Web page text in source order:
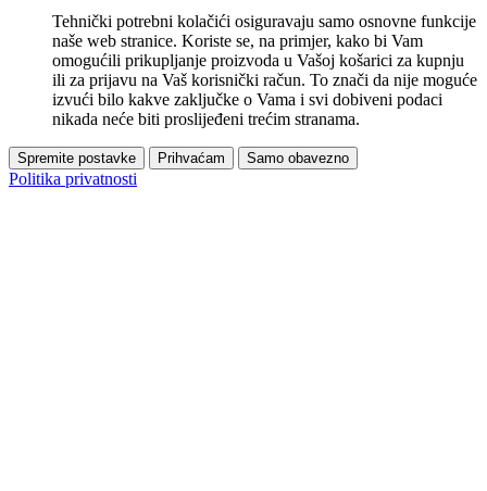
Tehnički potrebni kolačići osiguravaju samo osnovne funkcije
naše web stranice. Koriste se, na primjer, kako bi Vam
omogućili prikupljanje proizvoda u Vašoj košarici za kupnju
ili za prijavu na Vaš korisnički račun. To znači da nije moguće
izvući bilo kakve zaključke o Vama i svi dobiveni podaci
nikada neće biti proslijeđeni trećim stranama.
Spremite postavke Prihvaćam Samo obavezno
Politika privatnosti